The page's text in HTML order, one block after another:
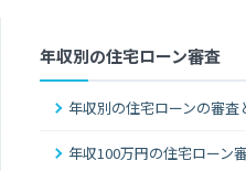
年収別の住宅ローン審査
年収別の住宅ローンの審査
年収100万円の住宅ローン